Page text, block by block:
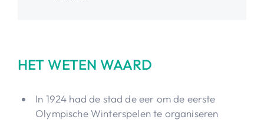
HET WETEN WAARD
In 1924 had de stad de eer om de eerste
Olympische Winterspelen te organiseren